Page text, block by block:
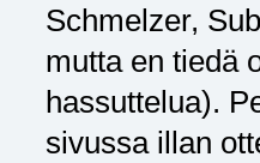
Schmelzer,
mutta en tiedä
hassuttelua).
sivussa illan